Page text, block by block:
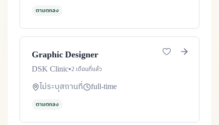
ตามตกลง
Graphic Designer
DSK Clinic•2 เดือนที่แล้ว
ไม่ระบุสถานที่ full-time
ตามตกลง